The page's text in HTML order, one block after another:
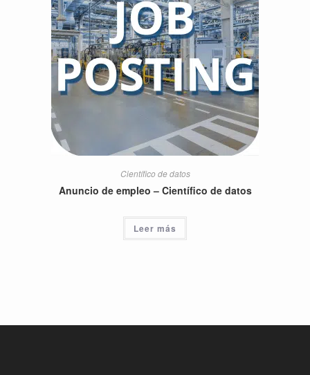
Científico de datos
Anuncio de empleo – Científico de datos
Leer más